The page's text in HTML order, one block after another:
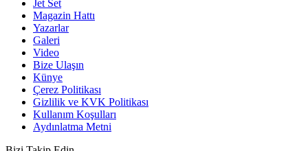
Jet Set
Magazin Hattı
Yazarlar
Galeri
Video
Bize Ulaşın
Künye
Çerez Politikası
Gizlilik ve KVK Politikası
Kullanım Koşulları
Aydınlatma Metni